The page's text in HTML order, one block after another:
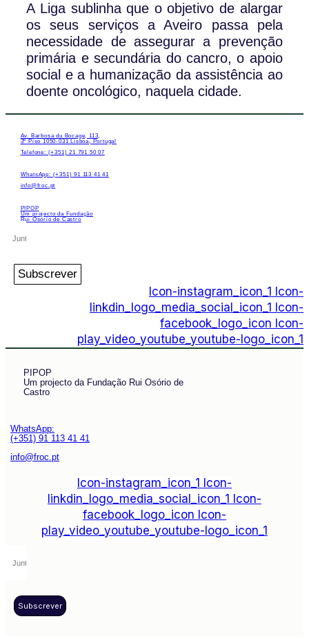
A Liga sublinha que o objetivo de alargar
os seus serviços a Aveiro passa pela
necessidade de assegurar a prevenção
primária e secundária do cancro, o apoio
social e a humanização da assistência ao
doente oncológico, naquela cidade.
Av. Barbosa du Bocage, 113,
3º Piso 1050-031 Lisboa, Portugal
Telefone: (+351) 21 791 50 07
WhatsApp: (+351) 91 113 41 41
info@froc.pt
PIPOP
Um projecto da Fundação
Rui Osório de Castro
Subscrever
Icon-instagram_icon_1
Icon-
linkdin_logo_media_social_icon_1
Icon-
facebook_logo_icon Icon-
play_video_youtube_youtube-logo_icon_1
PIPOP
Um projecto da Fundação Rui Osório de
Castro
WhatsApp:
(+351) 91 113 41 41
info@froc.pt
Icon-instagram_icon_1
Icon-
linkdin_logo_media_social_icon_1
Icon-
facebook_logo_icon Icon-
play_video_youtube_youtube-logo_icon_1
Subscrever